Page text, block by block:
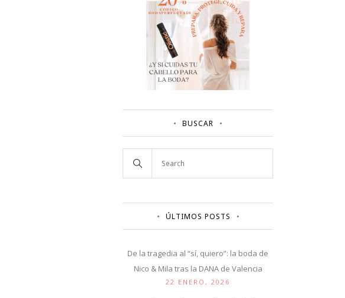
BUSCAR
ÚLTIMOS POSTS
De la tragedia al “sí, quiero”: la boda de
Nico & Mila tras la DANA de Valencia
22 ENERO, 2026